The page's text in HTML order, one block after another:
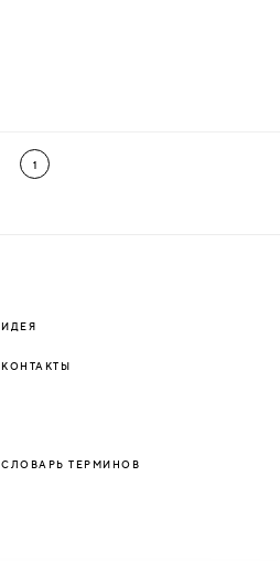
1
ИДЕЯ
КОНТАКТЫ
СЛОВАРЬ ТЕРМИНОВ